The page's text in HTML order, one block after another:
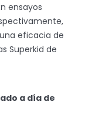
ensayos
eficacia de
Superkid de
a día de